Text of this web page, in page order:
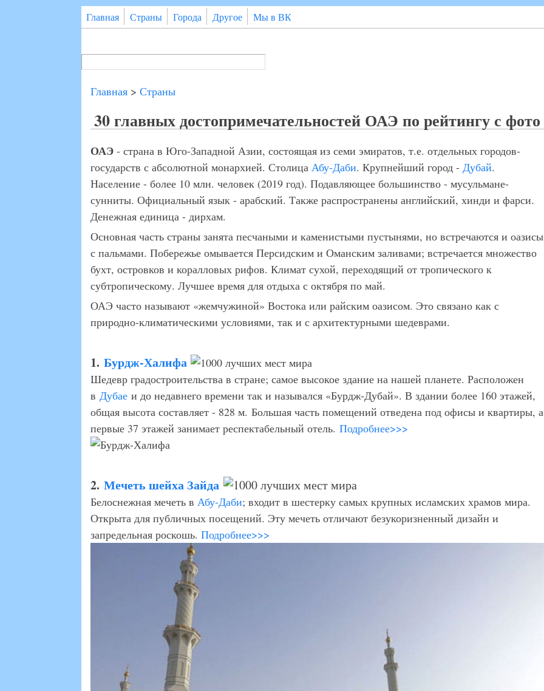
Перейти к основному содержанию
Главная Страны Города Другое Мы в ВК
Форма поиска
Главная >Страны
30 главных достопримечательностей ОАЭ по рейтингу с фото
ОАЭ - страна в Юго-Западной Азии, состоящая из семи эмиратов, т.е. отдельных городов-
государств с абсолютной монархией. СтолицаАбу-Даби. Крупнейший город -Дубай.
Население - более 10 млн. человек (2019 год). Подавляющее большинство - мусульмане-
сунниты. Официальный язык - арабский. Также распространены английский, хинди и фарси.
Денежная единица - дирхам.
Основная часть страны занята песчаными и каменистыми пустынями, но встречаются и оазисы
с пальмами. Побережье омывается Персидским и Оманским заливами; встречается множество
бухт, островков и коралловых рифов. Климат сухой, переходящий от тропического к
субтропическому. Лучшее время для отдыха с октября по май.
ОАЭ часто называют «жемчужиной» Востока или райским оазисом. Это связано как с
природно-климатическими условиями, так и с архитектурными шедеврами.
1.Бурдж-Халифа
Шедевр градостроительства в стране; самое высокое здание на нашей планете. Расположен
вДубае и до недавнего времени так и назывался «Бурдж-Дубай». В здании более 160 этажей,
общая высота составляет - 828 м. Большая часть помещений отведена под офисы и квартиры, а
первые 37 этажей занимает респектабельный отель.Подробнее>>>
2.Мечеть шейха Зайда
Белоснежная мечеть вАбу-Даби; входит в шестерку самых крупных исламских храмов мира.
Открыта для публичных посещений. Эту мечеть отличают безукоризненный дизайн и
запредельная роскошь.Подробнее>>>